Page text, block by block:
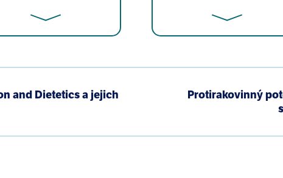
disease: 1999 Update. J Alzheimers Dis 1999 1(4):197 –
disease during the nutrition transition in Japan and
disease. Alz Dis Rev 1997 2:42 – 55.
and Dietetics a jejich
Protirakovinný